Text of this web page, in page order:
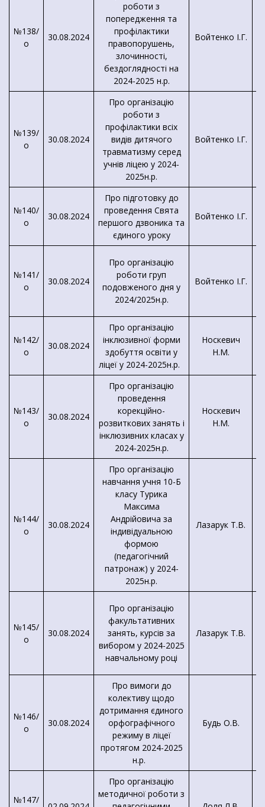
№138/
о
30.08.2024
роботи з
попередження та
профілактики
правопорушень,
злочинності,
бездоглядності на
2024-2025 н.р.
Войтенко І.Г.
№139/
о
30.08.2024
Про організацію
роботи з
профілактики всіх
видів дитячого
травматизму серед
учнів ліцею у 2024-
2025н.р.
Войтенко І.Г.
№140/
о
30.08.2024
Про підготовку до
проведення Свята
першого дзвоника та
єдиного уроку
Войтенко І.Г.
№141/
о
30.08.2024
Про організацію
роботи груп
подовженого дня у
2024/2025н.р.
Войтенко І.Г.
№142/
о
30.08.2024
Про організацію
інклюзивної форми
здобуття освіти у
ліцеї у 2024-2025н.р.
Носкевич
Н.М.
№143/
о
30.08.2024
Про організацію
проведення
корекційно-
розвиткових занять і
інклюзивних класах у
2024-2025н.р.
Носкевич
Н.М.
№144/
о
30.08.2024
Про організацію
навчання учня 10-Б
класу Турика
Максима
Андрійовича за
індивідуальною
формою
(педагогічний
патронаж) у 2024-
2025н.р.
Лазарук Т.В.
№145/
о
30.08.2024
Про організацію
факультативних
занять, курсів за
вибором у 2024-2025
навчальному році
Лазарук Т.В.
№146/
о
30.08.2024
Про вимоги до
колективу щодо
дотримання єдиного
орфографічного
режиму в ліцеї
протягом 2024-2025
н.р.
Будь О.В.
№147/
Про організацію
методичної роботи з